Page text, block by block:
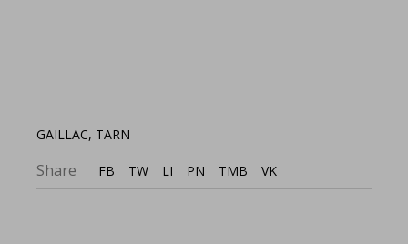
GAILLAC, TARN
Share FB TW LI PN TMB VK